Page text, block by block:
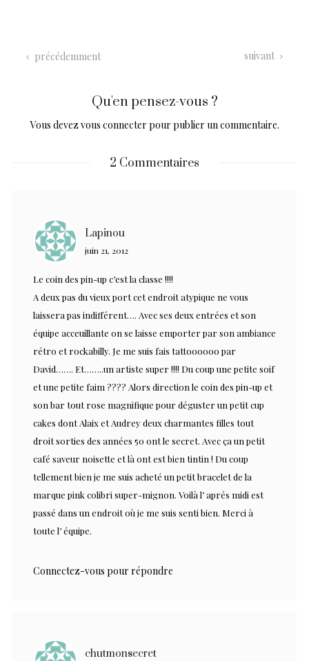
précédemment suivant
Qu'en pensez-vous ?
Vous devezvous connecter pour publier un commentaire.
2 Commentaires
Lapinou
juin 21, 2012
Le coin des pin-up c’est la classe !!!!
A deux pas du vieux port cet endroit atypique ne vous
laissera pas indifférent…. Avec ses deux entrées et son
équipe acceuillante on se laisse emporter par son ambiance
rétro et rockabilly. Je me suis fais tattoooooo par
David……. Et……..un artiste super !!!! Du coup une petite soif
et une petite faim ???? Alors direction le coin des pin-up et
son bar tout rose magnifique pour déguster un petit cup
cakes dont Alaix et Audrey deux charmantes filles tout
droit sorties des années 50 ont le secret. Avec ça un petit
café saveur noisette et là ont est bien tintin ! Du coup
tellement bien je me suis acheté un petit bracelet de la
marque pink colibri super-mignon. Voilà l’ aprés midi est
passé dans un endroit où je me suis senti bien. Merci à
toute l’ équipe.
Connectez-vous pour répondre
chutmonsecret